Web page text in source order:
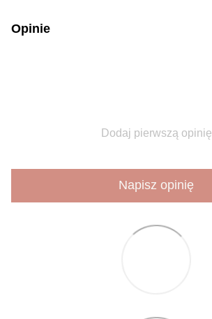
Opinie
Dodaj pierwszą opinię
Napisz opinię